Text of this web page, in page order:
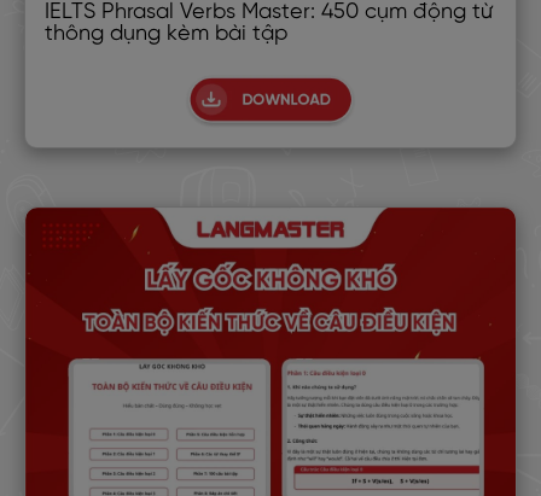
IELTS Phrasal Verbs Master: 450 cụm động từ
thông dụng kèm bài tập